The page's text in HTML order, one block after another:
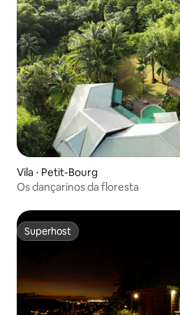
Vila ⋅ Petit-Bourg
Os dançarinos da floresta
Superhost
Superhost